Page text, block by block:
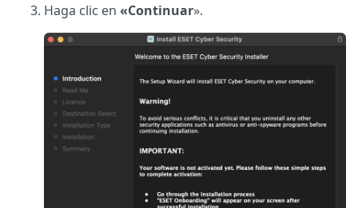
Haga clic en «Continuar».